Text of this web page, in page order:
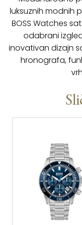
luksuznih modnih
BOSS Watches
odabrani
inovativan dizajn
hronografa,